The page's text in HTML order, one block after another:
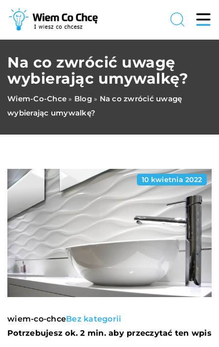
Na co zwrócić uwagę
wybierając umywalkę?
Wiem-Co-Chce » Blog» Na co zwrócić uwagę
wybierając umywalkę?
10 kwietnia 2022
wiem-co-chceBez kategorii
Potrzebujesz ok. 2 min. aby przeczytać ten wpis